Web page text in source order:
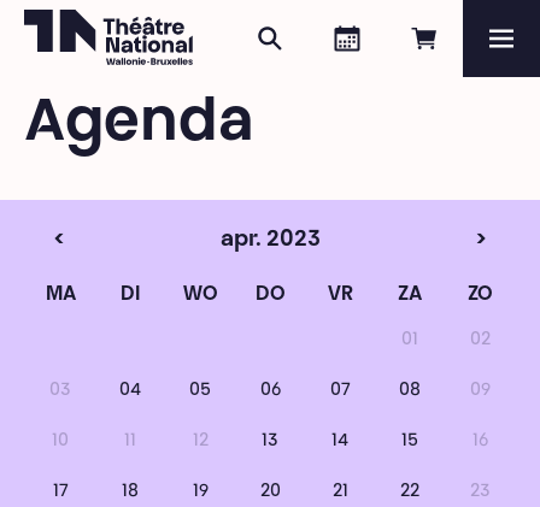
Online
Agenda
Zoeken
Agenda
< apr. 2023 >
MA DI WO DO VR ZA ZO
01 02
03 04 05 06 07 08 09
10 11 12 13 14 15 16
17 18 19 20 21 22 23